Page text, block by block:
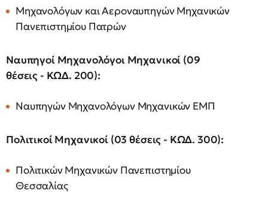
Μηχανολόγων και Αεροναυπηγών Μηχανικών
Πανεπιστημίου Πατρών
Ναυπηγοί Μηχανολόγοι Μηχανικοί (09
θέσεις - ΚΩΔ. 200):
Ναυπηγών Μηχανολόγων Μηχανικών ΕΜΠ
Πολιτικοί Μηχανικοί (03 θέσεις - ΚΩΔ. 300):
Πολιτικών Μηχανικών Πανεπιστημίου
Θεσσαλίας